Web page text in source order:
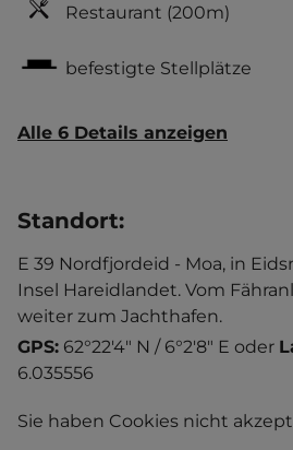
Restaurant (200m)
befestigte Stellplätze
Alle 6 Details anzeigen
Standort:
E 39 Nordfjordeid - Moa, in
Insel Hareidlandet. Vom
weiter zum Jachthafen.
GPS: 62°22'4" N / 6°2'8" E oder
6.035556
Sie haben Cookies nicht